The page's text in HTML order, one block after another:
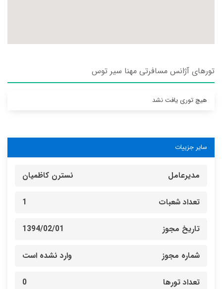
تورهای آژانس مسافرتی مهنا سير توس
هیچ توری یافت نشد
سایر جزییات
مدیرعامل نسترن کاظمیان
تعداد شعبات 1
تاریخ مجوز 1394/02/01
شماره مجوز وارد نشده است
تعداد تورها 0